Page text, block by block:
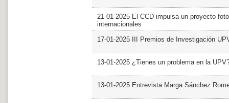
21-01-2025 El CCD impulsa un proyecto
internacionales
17-01-2025 III Premios de Investigación
13-01-2025 ¿Tienes un problema en la
13-01-2025 Entrevista Marga Sánchez